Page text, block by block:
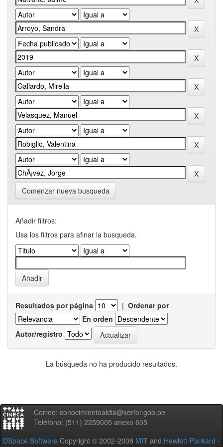
Comenzar nueva busqueda
Añadir filtros:
Usa los filtros para afinar la busqueda.
Resultados por página | Ordenar por
En orden
Autor/registro
La búsqueda no ha producido resultados.
Correo: conocimientoaldia@serfor.gob.pe
Teléfono: (511) 2259005 anexo 605
DSpace Software Copyright © 2002-2008 MIT and Hewlett-Packard -